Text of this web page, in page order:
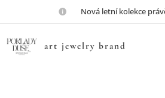
💎Nová letní kolekce
art jewelry brand